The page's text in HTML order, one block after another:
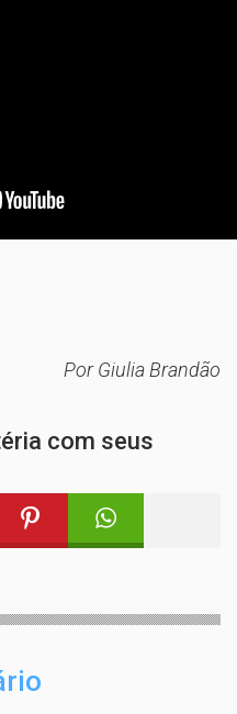
Por Giulia Brandão
com seus